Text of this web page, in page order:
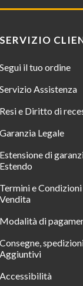
SERVIZIO
Segui il tuo ordine
Servizio Assistenza
Resi e Diritto di
Garanzia Legale
Estensione di
Estendo
Termini e
Vendita
Modalità di
Consegne,
Aggiuntivi
Accessibilità